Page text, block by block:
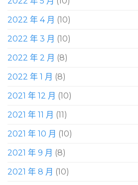
2022 年 4 月 (10)
2022 年 3 月 (10)
2022 年 2 月 (8)
2022 年 1 月 (8)
2021 年 12 月 (10)
2021 年 11 月 (11)
2021 年 10 月 (10)
2021 年 9 月 (8)
2021 年 8 月 (10)